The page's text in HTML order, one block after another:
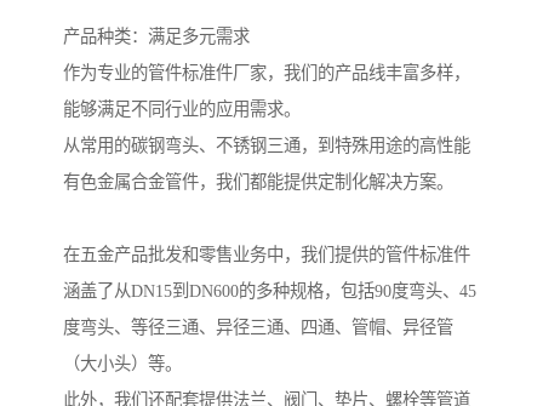
产品种类：满足多元需求
作为专业的管件标准件厂家，我们的产品线丰富多样，
能够满足不同行业的应用需求。
从常用的碳钢弯头、不锈钢三通，到特殊用途的高性能
有色金属合金管件，我们都能提供定制化解决方案。
在五金产品批发和零售业务中，我们提供的管件标准件
涵盖了从DN15到DN600的多种规格，包括90度弯头、45
度弯头、等径三通、异径三通、四通、管帽、异径管
（大小头）等。
此外，我们还配套提供法兰、阀门、垫片、螺栓等管道